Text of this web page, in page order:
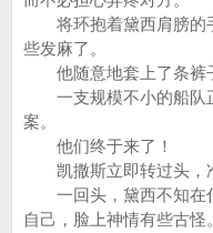
将环抱着黛西肩膀的
些发麻了。
他随意地套上了条裤子
一支规模不小的船队
案。
他们终于来了！
凯撒斯立即转过头，
一回头，黛西不知在
自己，脸上神情有些古